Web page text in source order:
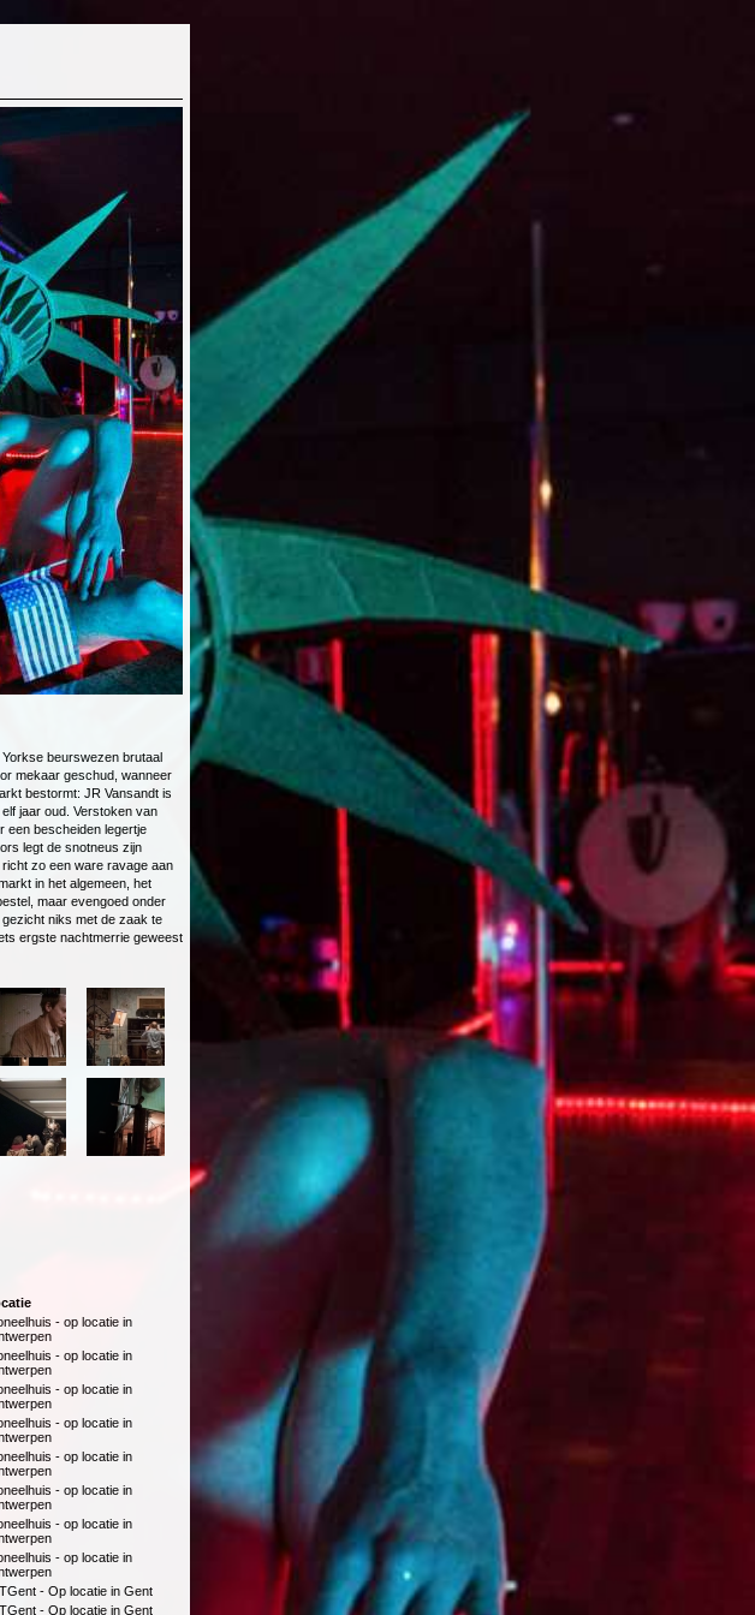
beurswezen brutaal
mekaar geschud, wanneer
bestormt: JR Vansandt is
jaar oud. Verstoken van
een bescheiden legertje
legt de snotneus zijn
zo een ware ravage aan
in het algemeen, het
maar evengoed onder
niks met de zaak te
ergste nachtmerrie geweest
- op locatie in
- op locatie in
- op locatie in
- op locatie in
- op locatie in
- op locatie in
- op locatie in
- op locatie in
- Op locatie in Gent
- Op locatie in Gent